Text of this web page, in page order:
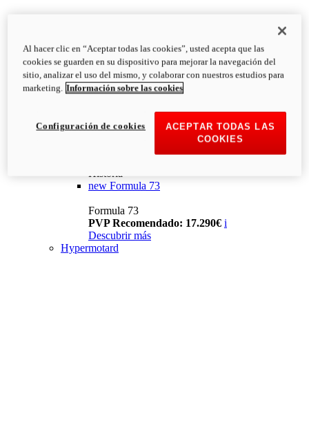
Historia
new Formula 73
Formula 73
PVP Recomendado: 17.290€ i
Descubrir más
Hypermotard
Al hacer clic en “Aceptar todas las cookies”, usted acepta que las
cookies se guarden en su dispositivo para mejorar la navegación del
sitio, analizar el uso del mismo, y colaborar con nuestros estudios para
marketing. Información sobre las cookies
ACEPTAR TODAS LAS
COOKIES
Configuración de cookies